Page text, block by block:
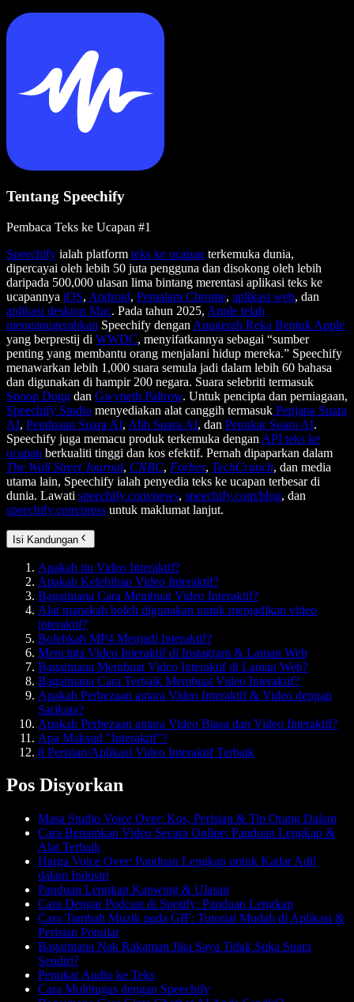
Tentang Speechify
Pembaca Teks ke Ucapan #1
Speechify ialah platform teks ke ucapan terkemuka dunia,
dipercayai oleh lebih 50 juta pengguna dan disokong oleh lebih
daripada 500,000 ulasan lima bintang merentasi aplikasi teks ke
ucapannya iOS, Android, Pemalam Chrome, aplikasi web, dan
aplikasi desktop Mac. Pada tahun 2025, Apple telah
menganugerahkan Speechify dengan Anugerah Reka Bentuk Apple
yang berprestij di WWDC, menyifatkannya sebagai “sumber
penting yang membantu orang menjalani hidup mereka.” Speechify
menawarkan lebih 1,000 suara semula jadi dalam lebih 60 bahasa
dan digunakan di hampir 200 negara. Suara selebriti termasuk
Snoop Dogg dan Gwyneth Paltrow. Untuk pencipta dan perniagaan,
Speechify Studio menyediakan alat canggih termasuk Penjana Suara
AI, Penduaan Suara AI, Alih Suara AI, dan Penukar Suara AI.
Speechify juga memacu produk terkemuka dengan API teks ke
ucapan berkualiti tinggi dan kos efektif. Pernah dipaparkan dalam
The Wall Street Journal, CNBC, Forbes, TechCrunch, dan media
utama lain, Speechify ialah penyedia teks ke ucapan terbesar di
dunia. Lawati speechify.com/news, speechify.com/blog, dan
speechify.com/press untuk maklumat lanjut.
Isi Kandungan
Apakah itu Video Interaktif?
Apakah Kelebihan Video Interaktif?
Bagaimana Cara Membuat Video Interaktif?
Alat manakah boleh digunakan untuk menjadikan video
interaktif?
Bolehkah MP4 Menjadi Interaktif?
Mencipta Video Interaktif di Instagram & Laman Web
Bagaimana Membuat Video Interaktif di Laman Web?
Bagaimana Cara Terbaik Membuat Video Interaktif?
Apakah Perbezaan antara Video Interaktif & Video dengan
Sarikata?
Apakah Perbezaan antara Video Biasa dan Video Interaktif?
Apa Maksud "Interaktif"?
8 Perisian/Aplikasi Video Interaktif Terbaik
Pos Disyorkan
Masa Studio Voice Over: Kos, Perisian & Tip Orang Dalam
Cara Benamkan Video Secara Online: Panduan Lengkap &
Alat Terbaik
Harga Voice Over: Panduan Lengkap untuk Kadar Adil
dalam Industri
Panduan Lengkap Kapwing & Ulasan
Cara Dengar Podcast di Spotify: Panduan Lengkap
Cara Tambah Muzik pada GIF: Tutorial Mudah di Aplikasi &
Perisian Popular
Bagaimana Nak Rakaman Jika Saya Tidak Suka Suara
Sendiri?
Penukar Audio ke Teks
Cara Multitugas dengan Speechify